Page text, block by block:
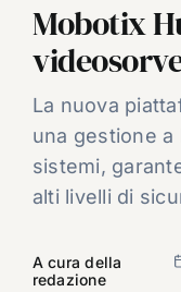
CARRIERE
VIDEO
EVENTI
CHI SIAMO
Mobotix
La nuova
una gestione
sistemi,
alti livelli di
A cura della
redazione